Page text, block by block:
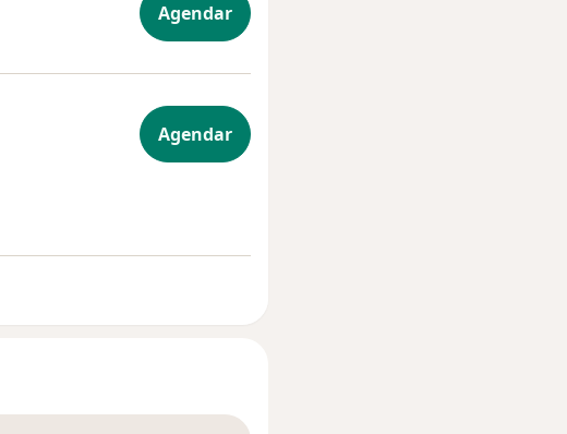
Agendar
Agendar